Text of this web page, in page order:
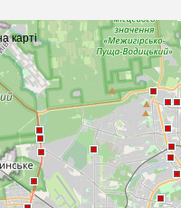
карті